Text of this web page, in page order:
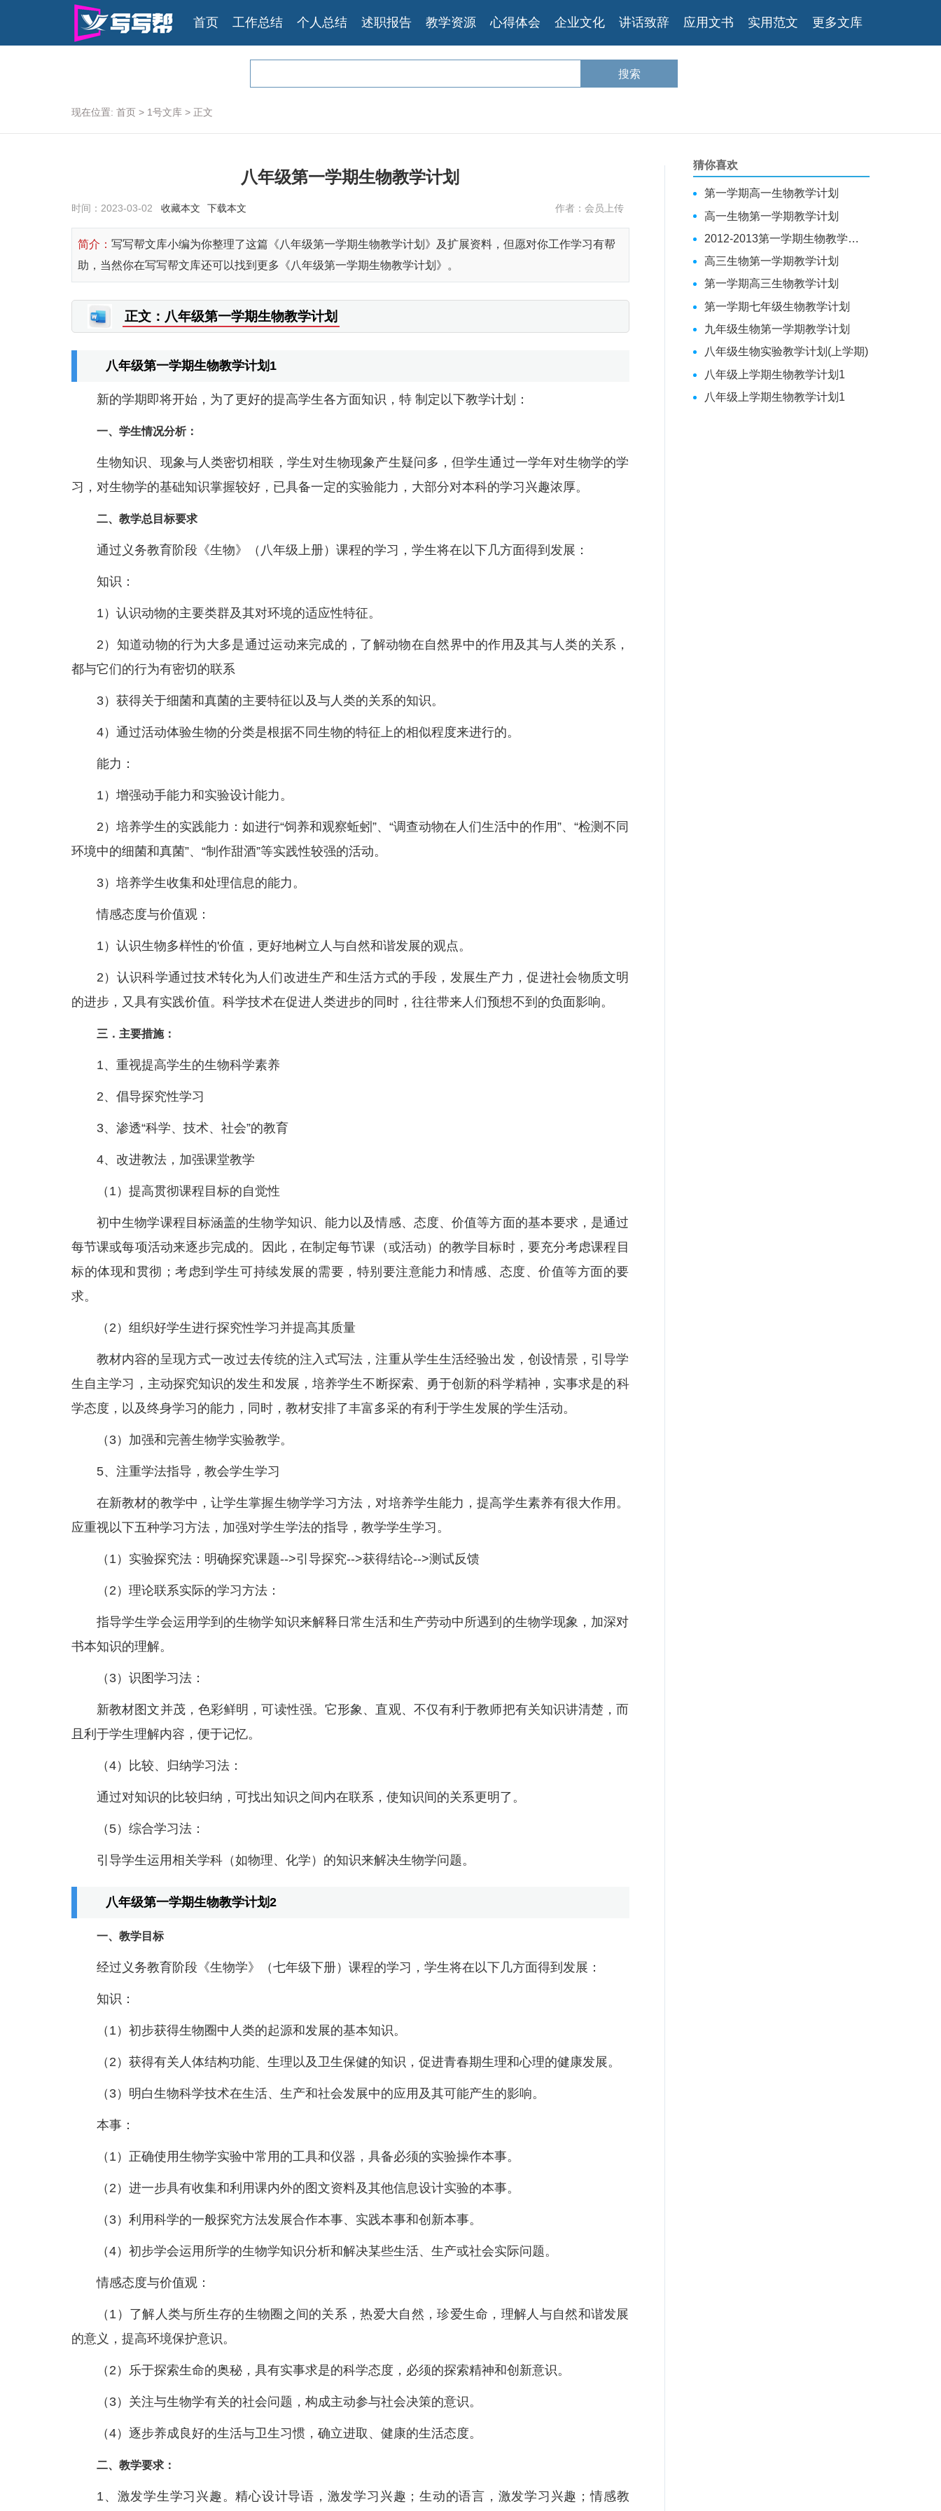
首页 工作总结 个人总结 述职报告 教学资源 心得体会 企业文化 讲话致辞 应用文书 实用范文 更多文库
现在位置: 首页 > 1号文库 > 正文
八年级第一学期生物教学计划
时间： 2023-03-02 收藏本文 下载本文 作者：会员上传
简介： 写写帮文库小编为你整理了这篇《八年级第一学期生物教学计划》及扩展资料，但愿对你工作学习有帮
助，当然你在写写帮文库还可以找到更多《八年级第一学期生物教学计划》。
正文：八年级第一学期生物教学计划
八年级第一学期生物教学计划1
新的学期即将开始，为了更好的提高学生各方面知识，特 制定以下教学计划：
一、学生情况分析：
生物知识、现象与人类密切相联，学生对生物现象产生疑问多，但学生通过一学年对生物学的学
习，对生物学的基础知识掌握较好，已具备一定的实验能力，大部分对本科的学习兴趣浓厚。
二、教学总目标要求
通过义务教育阶段《生物》（八年级上册）课程的学习，学生将在以下几方面得到发展：
知识：
1）认识动物的主要类群及其对环境的适应性特征。
2）知道动物的行为大多是通过运动来完成的，了解动物在自然界中的作用及其与人类的关系，
都与它们的行为有密切的联系
3）获得关于细菌和真菌的主要特征以及与人类的关系的知识。
4）通过活动体验生物的分类是根据不同生物的特征上的相似程度来进行的。
能力：
1）增强动手能力和实验设计能力。
2）培养学生的实践能力：如进行“饲养和观察蚯蚓”、“调查动物在人们生活中的作用”、“检测不同
环境中的细菌和真菌”、“制作甜酒”等实践性较强的活动。
3）培养学生收集和处理信息的能力。
情感态度与价值观：
1）认识生物多样性的'价值，更好地树立人与自然和谐发展的观点。
2）认识科学通过技术转化为人们改进生产和生活方式的手段，发展生产力，促进社会物质文明
的进步，又具有实践价值。科学技术在促进人类进步的同时，往往带来人们预想不到的负面影响。
三．主要措施：
1、重视提高学生的生物科学素养
2、倡导探究性学习
3、渗透“科学、技术、社会”的教育
4、改进教法，加强课堂教学
（1）提高贯彻课程目标的自觉性
初中生物学课程目标涵盖的生物学知识、能力以及情感、态度、价值等方面的基本要求，是通过
每节课或每项活动来逐步完成的。因此，在制定每节课（或活动）的教学目标时，要充分考虑课程目
标的体现和贯彻；考虑到学生可持续发展的需要，特别要注意能力和情感、态度、价值等方面的要
求。
（2）组织好学生进行探究性学习并提高其质量
教材内容的呈现方式一改过去传统的注入式写法，注重从学生生活经验出发，创设情景，引导学
生自主学习，主动探究知识的发生和发展，培养学生不断探索、勇于创新的科学精神，实事求是的科
学态度，以及终身学习的能力，同时，教材安排了丰富多采的有利于学生发展的学生活动。
（3）加强和完善生物学实验教学。
5、注重学法指导，教会学生学习
在新教材的教学中，让学生掌握生物学学习方法，对培养学生能力，提高学生素养有很大作用。
应重视以下五种学习方法，加强对学生学法的指导，教学学生学习。
（1）实验探究法：明确探究课题-->引导探究-->获得结论-->测试反馈
（2）理论联系实际的学习方法：
指导学生学会运用学到的生物学知识来解释日常生活和生产劳动中所遇到的生物学现象，加深对
书本知识的理解。
（3）识图学习法：
新教材图文并茂，色彩鲜明，可读性强。它形象、直观、不仅有利于教师把有关知识讲清楚，而
且利于学生理解内容，便于记忆。
（4）比较、归纳学习法：
通过对知识的比较归纳，可找出知识之间内在联系，使知识间的关系更明了。
（5）综合学习法：
引导学生运用相关学科（如物理、化学）的知识来解决生物学问题。
八年级第一学期生物教学计划2
一、教学目标
经过义务教育阶段《生物学》（七年级下册）课程的学习，学生将在以下几方面得到发展：
知识：
（1）初步获得生物圈中人类的起源和发展的基本知识。
（2）获得有关人体结构功能、生理以及卫生保健的知识，促进青春期生理和心理的健康发展。
（3）明白生物科学技术在生活、生产和社会发展中的应用及其可能产生的影响。
本事：
（1）正确使用生物学实验中常用的工具和仪器，具备必须的实验操作本事。
（2）进一步具有收集和利用课内外的图文资料及其他信息设计实验的本事。
（3）利用科学的一般探究方法发展合作本事、实践本事和创新本事。
（4）初步学会运用所学的生物学知识分析和解决某些生活、生产或社会实际问题。
情感态度与价值观：
（1）了解人类与所生存的生物圈之间的关系，热爱大自然，珍爱生命，理解人与自然和谐发展
的意义，提高环境保护意识。
（2）乐于探索生命的奥秘，具有实事求是的科学态度，必须的探索精神和创新意识。
（3）关注与生物学有关的社会问题，构成主动参与社会决策的意识。
（4）逐步养成良好的生活与卫生习惯，确立进取、健康的生活态度。
二、教学要求：
1、激发学生学习兴趣。精心设计导语，激发学习兴趣；生动的语言，激发学习兴趣；情感教
猜你喜欢
第一学期高一生物教学计划
高一生物第一学期教学计划
2012-2013第一学期生物教学计划
高三生物第一学期教学计划
第一学期高三生物教学计划
第一学期七年级生物教学计划
九年级生物第一学期教学计划
八年级生物实验教学计划(上学期)
八年级上学期生物教学计划1
八年级上学期生物教学计划1